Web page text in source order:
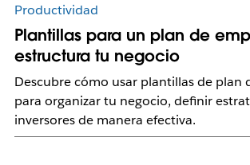
Productividad
Plantillas para un plan de
estructura tu negocio
Descubre cómo usar plantillas de plan
para organizar tu negocio, definir
inversores de manera efectiva.